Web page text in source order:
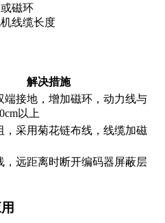
磁环
线缆长度
解决措施
端接地，增加磁环，动力线与
以上
，采用菊花链布线，线缆加磁
，远距离时断开编码器屏蔽层